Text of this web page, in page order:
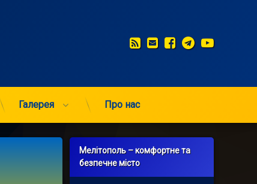
RSSE-mailFacebook
Telegram
Галерея Про нас
Мелітополь – комфортне та
безпечне місто